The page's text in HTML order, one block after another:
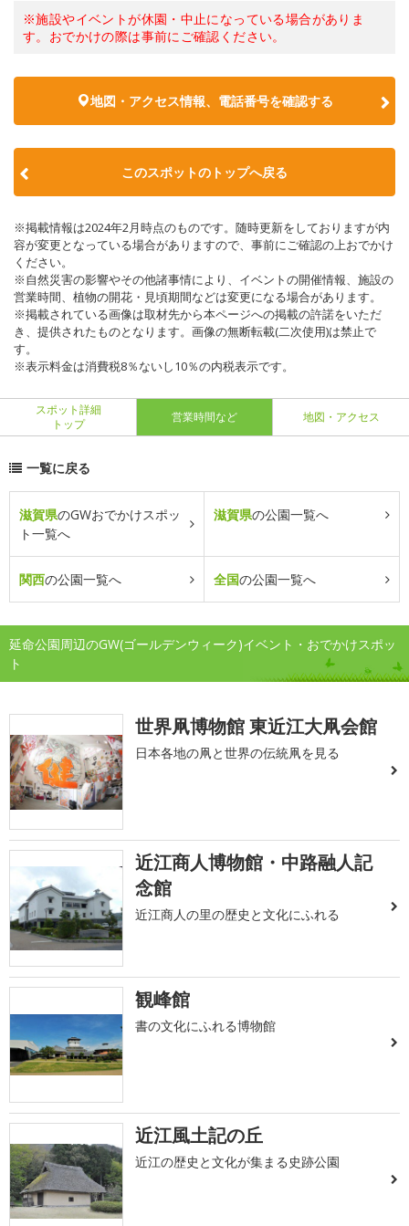
※施設やイベントが休園・中止になっている場合がありま
す。おでかけの際は事前にご確認ください。
地図・アクセス情報、電話番号を確認する
このスポットのトップへ戻る
※掲載情報は2024年2月時点のものです。随時更新をしておりますが内
容が変更となっている場合がありますので、事前にご確認の上おでかけ
ください。
※自然災害の影響やその他諸事情により、イベントの開催情報、施設の
営業時間、植物の開花・見頃期間などは変更になる場合があります。
※掲載されている画像は取材先から本ページへの掲載の許諾をいただ
き、提供されたものとなります。画像の無断転載(二次使用)は禁止で
す。
※表示料金は消費税8％ないし10％の内税表示です。
スポット詳細
トップ
営業時間など 地図・アクセス
一覧に戻る
滋賀県のGWおでかけスポッ
ト一覧へ
滋賀県の公園一覧へ
関西の公園一覧へ 全国の公園一覧へ
延命公園周辺のGW(ゴールデンウィーク)イベント・おでかけスポッ
ト
世界凧博物館 東近江大凧会館
日本各地の凧と世界の伝統凧を見る
近江商人博物館・中路融人記
念館
近江商人の里の歴史と文化にふれる
観峰館
書の文化にふれる博物館
近江風土記の丘
近江の歴史と文化が集まる史跡公園